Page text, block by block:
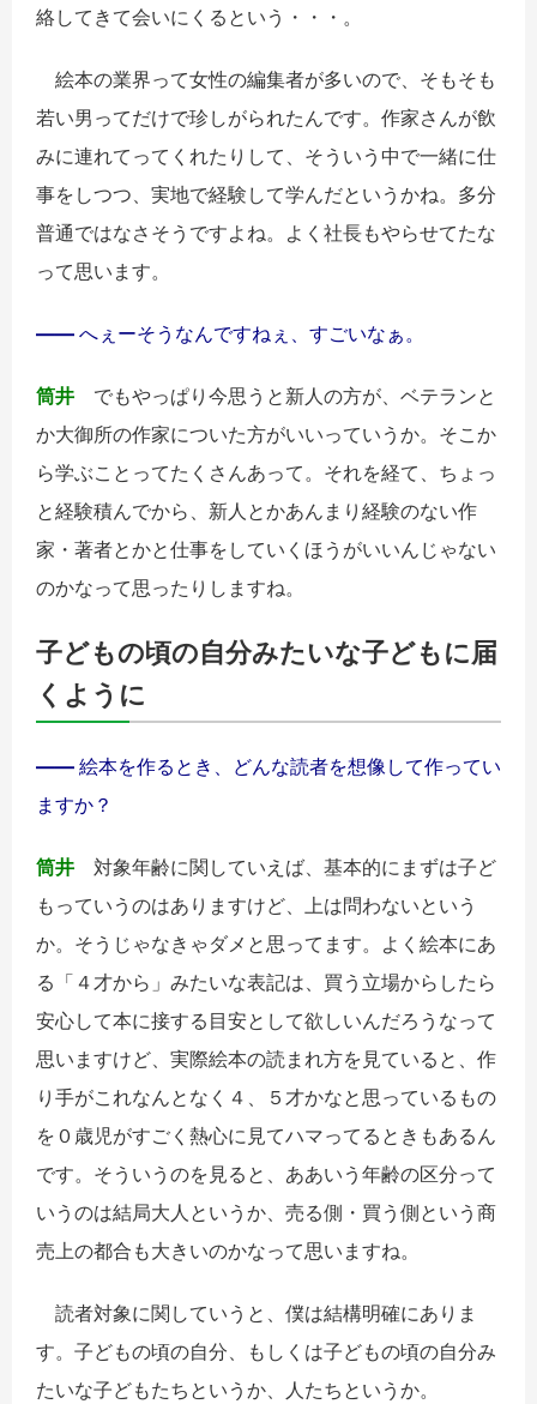
絡してきて会いにくるという・・・。
絵本の業界って女性の編集者が多いので、そもそも
若い男ってだけで珍しがられたんです。作家さんが飲
みに連れてってくれたりして、そういう中で一緒に仕
事をしつつ、実地で経験して学んだというかね。多分
普通ではなさそうですよね。よく社長もやらせてたな
って思います。
―― へぇーそうなんですねぇ、すごいなぁ。
筒井 でもやっぱり今思うと新人の方が、ベテランと
か大御所の作家についた方がいいっていうか。そこか
ら学ぶことってたくさんあって。それを経て、ちょっ
と経験積んでから、新人とかあんまり経験のない作
家・著者とかと仕事をしていくほうがいいんじゃない
のかなって思ったりしますね。
子どもの頃の自分みたいな子どもに届
くように
―― 絵本を作るとき、どんな読者を想像して作ってい
ますか？
筒井 対象年齢に関していえば、基本的にまずは子ど
もっていうのはありますけど、上は問わないという
か。そうじゃなきゃダメと思ってます。よく絵本にあ
る「４才から」みたいな表記は、買う立場からしたら
安心して本に接する目安として欲しいんだろうなって
思いますけど、実際絵本の読まれ方を見ていると、作
り手がこれなんとなく４、５才かなと思っているもの
を０歳児がすごく熱心に見てハマってるときもあるん
です。そういうのを見ると、ああいう年齢の区分って
いうのは結局大人というか、売る側・買う側という商
売上の都合も大きいのかなって思いますね。
読者対象に関していうと、僕は結構明確にありま
す。子どもの頃の自分、もしくは子どもの頃の自分み
たいな子どもたちというか、人たちというか。